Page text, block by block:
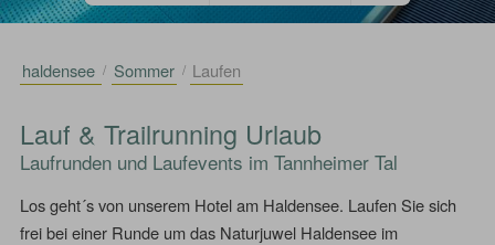
haldensee Sommer Laufen
Lauf & Trailrunning Urlaub
Laufrunden und Laufevents im Tannheimer Tal
Los geht´s von unserem Hotel am Haldensee. Laufen Sie sich
frei bei einer Runde um das Naturjuwel Haldensee im